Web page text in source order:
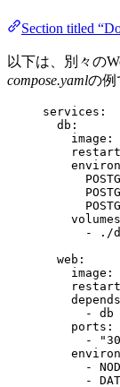
Section titled
以下は、別々の
compose.yamlの例
services :
db :
image :
restart
volumes
-
./
web :
image :
restart
- db
ports :
-
"
-
-